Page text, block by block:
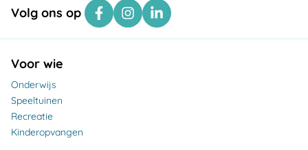
Volg ons op
Voor wie
Onderwijs
Speeltuinen
Recreatie
Kinderopvangen